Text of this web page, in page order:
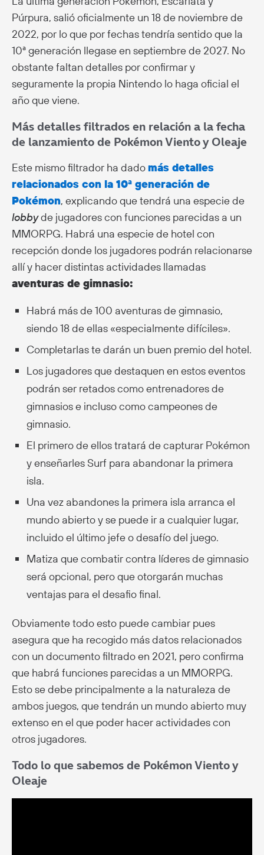
Púrpura, salió oficialmente un 18 de noviembre de
2022, por lo que por fechas tendría sentido que la
10ª generación llegase en septiembre de 2027. No
obstante faltan detalles por confirmar y
seguramente la propia Nintendo lo haga oficial el
año que viene.
Más detalles filtrados en relación a la fecha
de lanzamiento de Pokémon Viento y Oleaje
Este mismo filtrador ha dadomás detalles
relacionados con la 10ª generación de
Pokémon, explicando que tendrá una especie de
lobbyde jugadores con funciones parecidas a un
MMORPG. Habrá una especie de hotel con
recepción donde los jugadores podrán relacionarse
allí y hacer distintas actividades llamadas
aventuras de gimnasio:
Habrá más de 100 aventuras de gimnasio,
siendo 18 de ellas «especialmente difíciles».
Completarlas te darán un buen premio del hotel.
Los jugadores que destaquen en estos eventos
podrán ser retados como entrenadores de
gimnasios e incluso como campeones de
gimnasio.
El primero de ellos tratará de capturar Pokémon
y enseñarles Surf para abandonar la primera
isla.
Una vez abandones la primera isla arranca el
mundo abierto y se puede ir a cualquier lugar,
incluido el último jefe o desafío del juego.
Matiza que combatir contra líderes de gimnasio
será opcional, pero que otorgarán muchas
ventajas para el desafio final.
Obviamente todo esto puede cambiar pues
asegura que ha recogido más datos relacionados
con un documento filtrado en 2021, pero confirma
que habrá funciones parecidas a un MMORPG.
Esto se debe principalmente a la naturaleza de
ambos juegos, que tendrán un mundo abierto muy
extenso en el que poder hacer actividades con
otros jugadores.
Todo lo que sabemos de Pokémon Viento y
Oleaje